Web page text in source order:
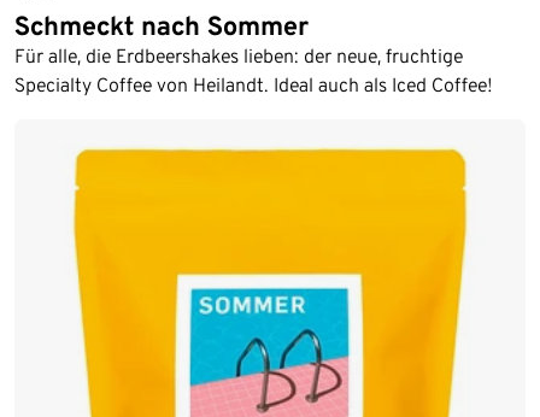
Schmeckt nach Sommer
Für alle, die Erdbeershakes lieben: der neue, fruchtige
Specialty Coffee von Heilandt. Ideal auch als Iced Coffee!